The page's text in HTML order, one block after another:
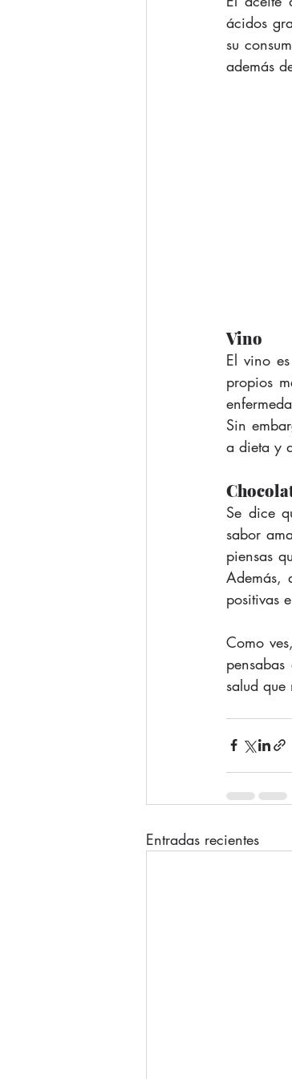
ácidos
su
además
Vino
El vino
propios
Sin
a dieta y
Se dice
sabor
piensas
Además,
positivas
Como
salud
Entradas recientes